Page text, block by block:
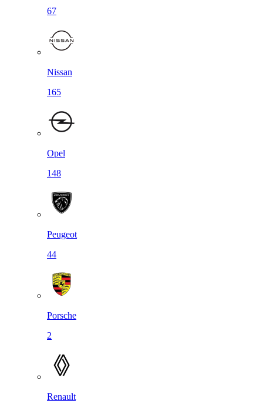
67
Nissan
165
Opel
148
Peugeot
44
Porsche
2
Renault